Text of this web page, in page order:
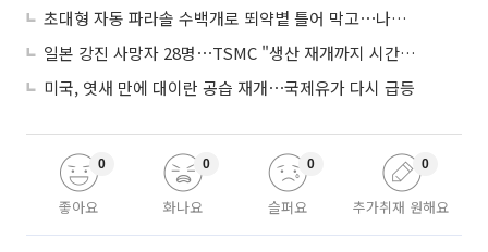
초대형 자동 파라솔 수백개로 뙤약볕 틀어 막고⋯나라별 폭염 생존법
일본 강진 사망자 28명⋯TSMC "생산 재개까지 시간 필요해"
미국, 엿새 만에 대이란 공습 재개⋯국제유가 다시 급등
좋아요
0
화나요
0
슬퍼요
0
추가취재 원해요
0